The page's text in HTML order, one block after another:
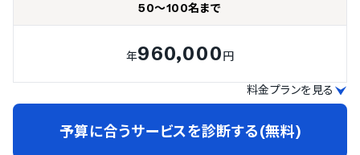
50～100名まで
年960,000円
料金プランを見る
予算に合うサービスを診断する(無料)